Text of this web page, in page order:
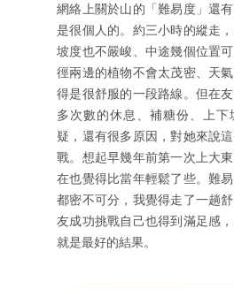
網絡上關於山的「難易度」還
是很個人的。約三小時的縱走
坡度也不嚴峻、中途幾個位置
徑兩邊的植物不會太茂密、天
得是很舒服的一段路線。但在
多次數的休息、補糖份、上
疑，還有很多原因，對她來說
戰。想起早幾年前第一次上大
在也覺得比當年輕鬆了些。難
都密不可分，我覺得走了一趟
友成功挑戰自己也得到滿足感
就是最好的結果。